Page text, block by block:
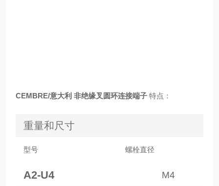
CEMBRE/意大利 非绝缘叉圆环连接端子 特点：
重量和尺寸
型号 螺栓直径
A2-U4 M4